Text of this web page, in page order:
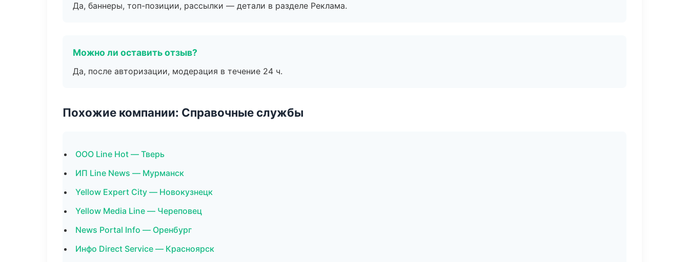
Да, баннеры, топ-позиции, рассылки — детали в разделе Реклама.
Можно ли оставить отзыв?
Да, после авторизации, модерация в течение 24 ч.
Похожие компании: Справочные службы
ООО Line Hot — Тверь
ИП Line News — Мурманск
Yellow Expert City — Новокузнецк
Yellow Media Line — Череповец
News Portal Info — Оренбург
Инфо Direct Service — Красноярск